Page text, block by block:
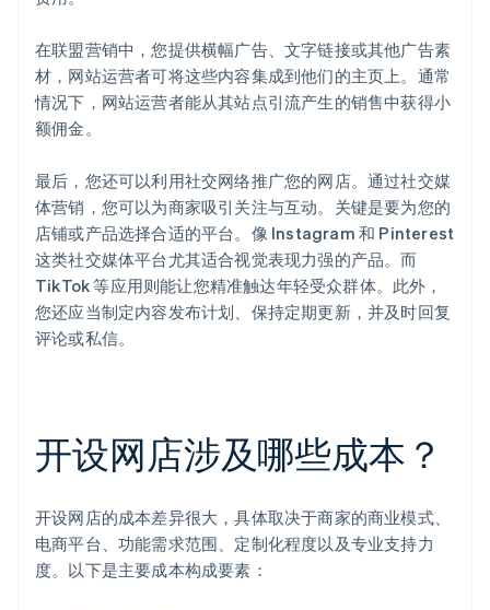
在联盟营销中，您提供横幅广告、文字链接或其他广告素
材，网站运营者可将这些内容集成到他们的主页上。通常
情况下，网站运营者能从其站点引流产生的销售中获得小
额佣金。
最后，您还可以利用社交网络推广您的网店。通过社交媒
体营销，您可以为商家吸引关注与互动。关键是要为您的
店铺或产品选择合适的平台。像 Instagram 和 Pinterest
这类社交媒体平台尤其适合视觉表现力强的产品。而
TikTok 等应用则能让您精准触达年轻受众群体。此外，
您还应当制定内容发布计划、保持定期更新，并及时回复
评论或私信。
开设网店涉及哪些成本？
开设网店的成本差异很大，具体取决于商家的商业模式、
电商平台、功能需求范围、定制化程度以及专业支持力
度。以下是主要成本构成要素：